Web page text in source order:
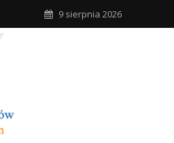
9 sierpnia 2026